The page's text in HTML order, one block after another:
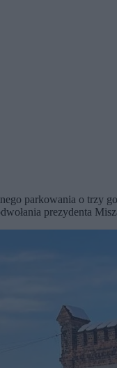
parkowania o trzy
prezydenta